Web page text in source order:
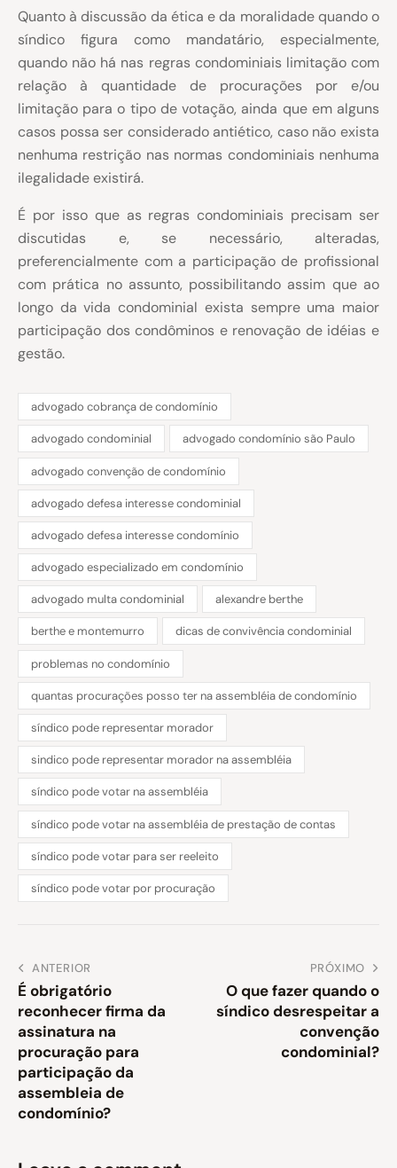
Quanto à discussão da ética e da moralidade quando o
síndico figura como mandatário, especialmente,
quando não há nas regras condominiais limitação com
relação à quantidade de procurações por e/ou
limitação para o tipo de votação, ainda que em alguns
casos possa ser considerado antiético, caso não exista
nenhuma restrição nas normas condominiais nenhuma
ilegalidade existirá.
É por isso que as regras condominiais precisam ser
discutidas e, se necessário, alteradas,
preferencialmente com a participação de profissional
com prática no assunto, possibilitando assim que ao
longo da vida condominial exista sempre uma maior
participação dos condôminos e renovação de idéias e
gestão.
advogado cobrança de condomínio
advogado condominial advogado condomínio são Paulo
advogado convenção de condomínio
advogado defesa interesse condominial
advogado defesa interesse condomínio
advogado especializado em condomínio
advogado multa condominial alexandre berthe
berthe e montemurro dicas de convivência condominial
problemas no condomínio
quantas procurações posso ter na assembléia de condomínio
síndico pode representar morador
sindico pode representar morador na assembléia
síndico pode votar na assembléia
síndico pode votar na assembléia de prestação de contas
síndico pode votar para ser reeleito
síndico pode votar por procuração
ANTERIOR
É obrigatório
reconhecer firma da
assinatura na
procuração para
participação da
assembleia de
condomínio?
PRÓXIMO
O que fazer quando o
síndico desrespeitar a
convenção
condominial?